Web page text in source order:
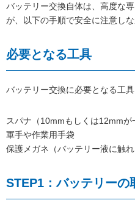
バッテリー交換自体は、高度な
が、以下の手順で安全に注意し
必要となる工具
バッテリー交換に必要となる工
スパナ（10mmもしくは12mmが
軍手や作業用手袋
保護メガネ（バッテリー液に触
STEP1：バッテリーの